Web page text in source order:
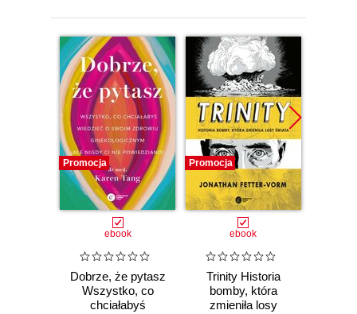
Promocja
ebook
Dobrze, że pytasz
Wszystko, co
chciałabyś
Promocja
ebook
Trinity Historia
bomby, która
zmieniła losy